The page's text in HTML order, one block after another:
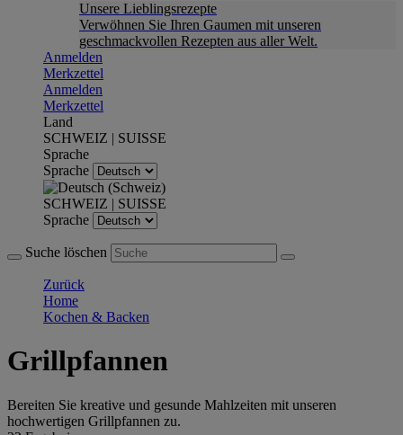
Unsere Lieblingsrezepte
Verwöhnen Sie Ihren Gaumen mit unseren
geschmackvollen Rezepten aus aller Welt.
Anmelden
Merkzettel
Anmelden
Merkzettel
Land
SCHWEIZ | SUISSE
Sprache
Sprache
SCHWEIZ | SUISSE
Sprache
Suche löschen
Zurück
Home
Kochen & Backen
Grillpfannen
Bereiten Sie kreative und gesunde Mahlzeiten mit unseren
hochwertigen Grillpfannen zu.